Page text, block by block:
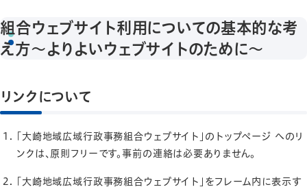
組合ウェブサイト利用についての基本的な考
え方～よりよいウェブサイトのために～
リンクについて
「大崎地域広域行政事務組合ウェブサイト」のトップページ へのリ
ンクは、原則フリーです。事前の連絡は必要ありません。
「大崎地域広域行政事務組合ウェブサイト」をフレーム内に表示す